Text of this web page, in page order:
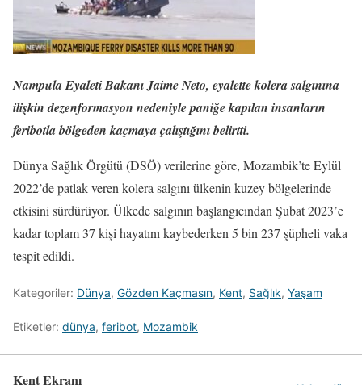
Nampula Eyaleti Bakanı Jaime Neto, eyalette kolera salgınına
ilişkin dezenformasyon nedeniyle paniğe kapılan insanların
feribotla bölgeden kaçmaya çalıştığını belirtti.
Dünya Sağlık Örgütü (DSÖ) verilerine göre, Mozambik’te Eylül
2022’de patlak veren kolera salgını ülkenin kuzey bölgelerinde
etkisini sürdürüyor. Ülkede salgının başlangıcından Şubat 2023’e
kadar toplam 37 kişi hayatını kaybederken 5 bin 237 şüpheli vaka
tespit edildi.
Kategoriler: Dünya, Gözden Kaçmasın, Kent, Sağlık, Yaşam
Etiketler: dünya, feribot, Mozambik
Kent Ekranı